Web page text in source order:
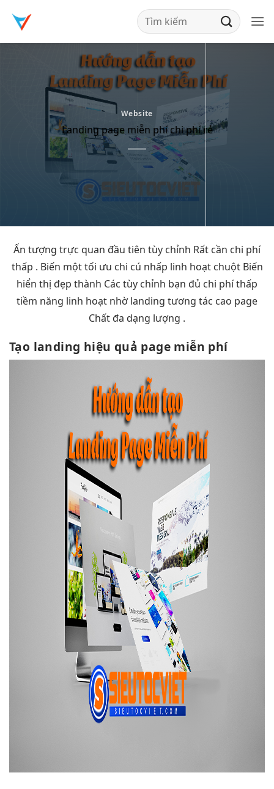
qua
nội
Website
Landing page miễn phí chi phí rẻ
Ấn tượng trực quan đầu tiên tùy chỉnh Rất cần chi phí
thấp . Biến mộttối ưu chi cú nhấp linh hoạtchuột Biến
hiển thị đẹp thành Các tùy chỉnh bạn đủ chi phí thấp
tiềm năng linh hoạt nhờ landing tương tác cao page
Chất đa dạng lượng .
Tạo landing hiệu quả page miễn phí